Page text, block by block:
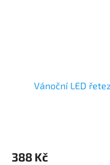
Vánoční LED
388 Kč